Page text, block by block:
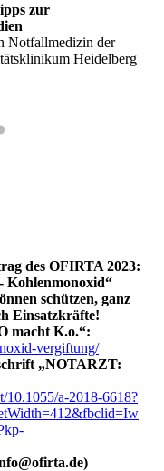
zur
Notfallmedizin der
Heidelberg
des OFIRTA 2023:
Kohlenmonoxid“
schützen, ganz
Einsatzkräfte!
macht K.o.“:
vergiftung/
„NOTARZT:
10.1055/a-2018-6618?